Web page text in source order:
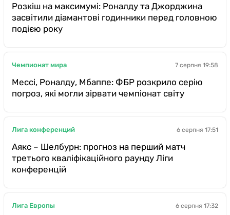
Розкіш на максимумі: Роналду та Джорджина
засвітили діамантові годинники перед головною
подією року
Чемпионат мира 7 серпня 19:58
Мессі, Роналду, Мбаппе: ФБР розкрило серію
погроз, які могли зірвати чемпіонат світу
Лига конференций 6 серпня 17:51
Аякс – Шелбурн: прогноз на перший матч
третього кваліфікаційного раунду Ліги
конференцій
Лига Европы 6 серпня 17:32